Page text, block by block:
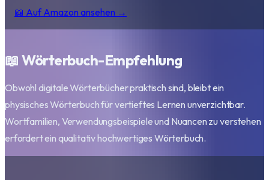
📖 Auf Amazon ansehen →
📖 Wörterbuch-Empfehlung
Obwohl digitale Wörterbücher praktisch sind, bleibt ein
physisches Wörterbuch für vertieftes Lernen unverzichtbar.
Wortfamilien, Verwendungsbeispiele und Nuancen zu verstehen
erfordert ein qualitativ hochwertiges Wörterbuch.